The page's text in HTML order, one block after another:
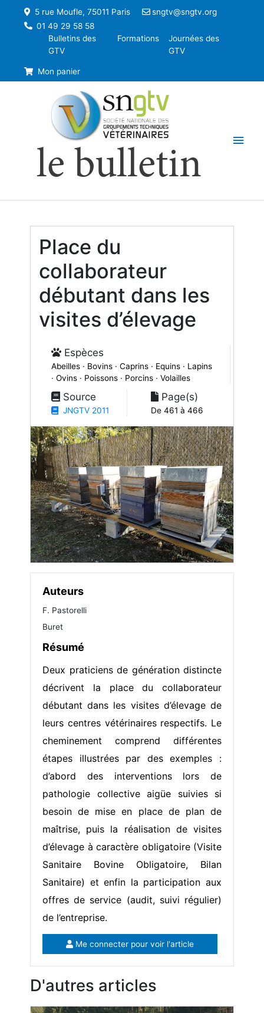
5 rue Moufle, 75011 Paris
sngtv@sngtv.org
01 49 29 58 58
Bulletins des
GTV
Formations
Journées des
GTV
Mon panier
le bulletin
Place du
collaborateur
débutant dans les
visites d’élevage
Espèces
Abeilles · Bovins · Caprins · Equins · Lapins
· Ovins · Poissons · Porcins · Volailles
Source
JNGTV 2011
Page(s)
De 461 à 466
Auteurs
F. Pastorelli
Buret
Résumé
Deux praticiens de génération distincte
décrivent la place du collaborateur
débutant dans les visites d’élevage de
leurs centres vétérinaires respectifs. Le
cheminement comprend différentes
étapes illustrées par des exemples :
d’abord des interventions lors de
pathologie collective aigüe suivies si
besoin de mise en place de plan de
maîtrise, puis la réalisation de visites
d’élevage à caractère obligatoire (Visite
Sanitaire Bovine Obligatoire, Bilan
Sanitaire) et enfin la participation aux
offres de service (audit, suivi régulier)
de l’entreprise.
Me connecter pour voir l'article
D'autres articles